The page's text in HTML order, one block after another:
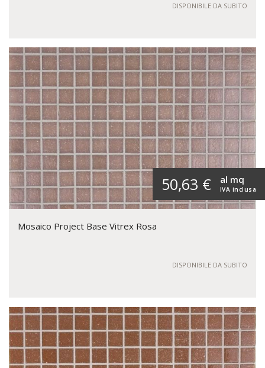
DISPONIBILE DA SUBITO
50,63 € IVA inclusa
al mq
Mosaico Project Base Vitrex Rosa
DISPONIBILE DA SUBITO